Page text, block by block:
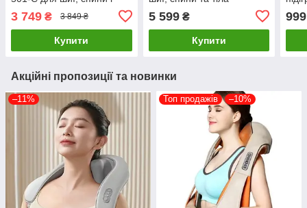
3 749 ₴ 3 849 ₴
Купити
5 599₴
Купити
999
Акційні пропозиції та новинки
–11% Топ продажів –10%